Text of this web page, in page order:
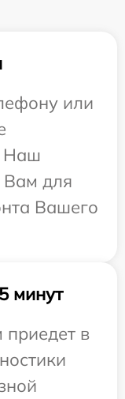
или
Наш
Вам для
Вашего
минут
в